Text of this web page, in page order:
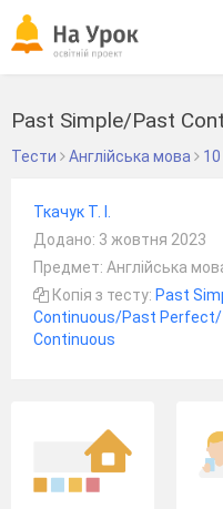
Past Simple/Past
Тести Англійська мова
Ткачук Т. І.
Додано: 3 жовтня 2023
Предмет: Англійська
Копія з тесту: Past
Continuous/Past
Continuous